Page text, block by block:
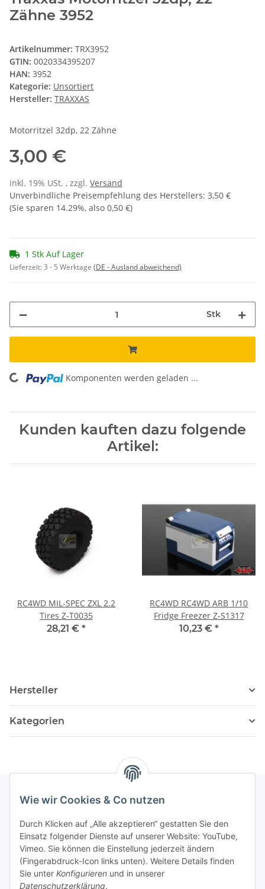
Wie wir Cookies & Co nutzen
Durch Klicken auf „Alle akzeptieren“ gestatten Sie den
Einsatz folgender Dienste auf unserer Website: YouTube,
Vimeo. Sie können die Einstellung jederzeit ändern
(Fingerabdruck-Icon links unten). Weitere Details finden
Sie unter Konfigurieren und in unserer
Datenschutzerklärung.
Zähne 3952
Artikelnummer: TRX3952
GTIN: 0020334395207
HAN: 3952
Kategorie: Unsortiert
Hersteller: TRAXXAS
Motorritzel 32dp, 22 Zähne
3,00 €
inkl. 19% USt. , zzgl. Versand
Unverbindliche Preisempfehlung des Herstellers: 3,50 €
(Sie sparen 14.29%, also 0,50 €)
1 Stk Auf Lager
Lieferzeit:3 - 5 Werktage (DE - Ausland abweichend)
Stk
Loading... Komponenten werden geladen ...
Kunden kauften dazu folgende
Artikel:
RC4WD MIL-SPEC ZXL 2.2
Tires Z-T0035
28,21 € *
RC4WD RC4WD ARB 1/10
Fridge Freezer Z-S1317
10,23 € *
Hersteller
Kategorien
Informationen
036204. 803903
Achtung!!!